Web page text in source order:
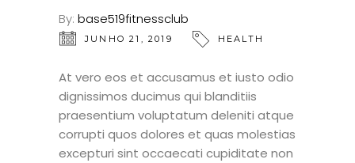
By: base519fitnessclub
JUNHO 21, 2019 HEALTH
At vero eos et accusamus et iusto odio
dignissimos ducimus qui blanditiis
praesentium voluptatum deleniti atque
corrupti quos dolores et quas molestias
excepturi sint occaecati cupiditate non